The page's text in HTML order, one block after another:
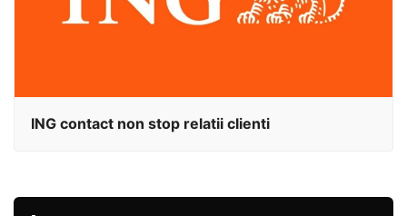
ING contact non stop relatii clienti